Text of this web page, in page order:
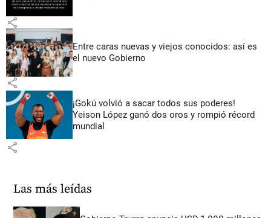
share
Entre caras nuevas y viejos conocidos: así es
el nuevo Gobierno
share
¡Gokú volvió a sacar todos sus poderes!
Yeison López ganó dos oros y rompió récord
mundial
share
Las más leídas